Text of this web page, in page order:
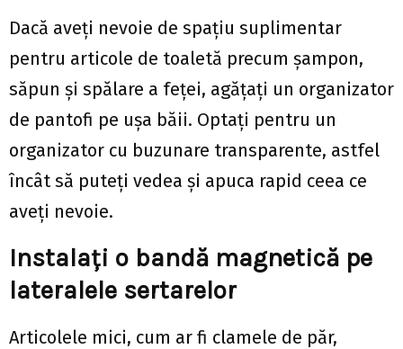
Dacă aveți nevoie de spațiu suplimentar
pentru articole de toaletă precum șampon,
săpun și spălare a feței, agățați un organizator
de pantofi pe ușa băii. Optați pentru un
organizator cu buzunare transparente, astfel
încât să puteți vedea și apuca rapid ceea ce
aveți nevoie.
Instalați o bandă magnetică pe
lateralele sertarelor
Articolele mici, cum ar fi clamele de păr,